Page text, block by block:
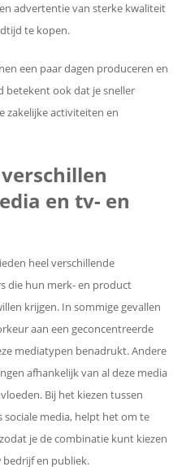
advertentie van sterke kwaliteit
te kopen.
een paar dagen produceren en
betekent ook dat je sneller
zakelijke activiteiten en
en tv- en
heel verschillende
die hun merk- en product
krijgen. In sommige gevallen
aan een geconcentreerde
mediatypen benadrukt. Andere
afhankelijk van al deze media
Bij het kiezen tussen
media, helpt het om te
je de combinatie kunt kiezen
en publiek.